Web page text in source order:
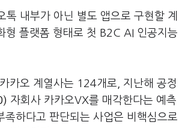
내부가 아닌 별도 앱으로 구현할 계
형 플랫폼 형태로 첫 B2C AI 인공지능
카오 계열사는 124개로, 지난해 공정
자회사 카카오VX를 매각한다는 예측
하다고 판단되는 사업은 비핵심으로